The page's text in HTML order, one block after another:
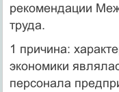
рекомендации
труда.
1 причина:
экономики
персонала